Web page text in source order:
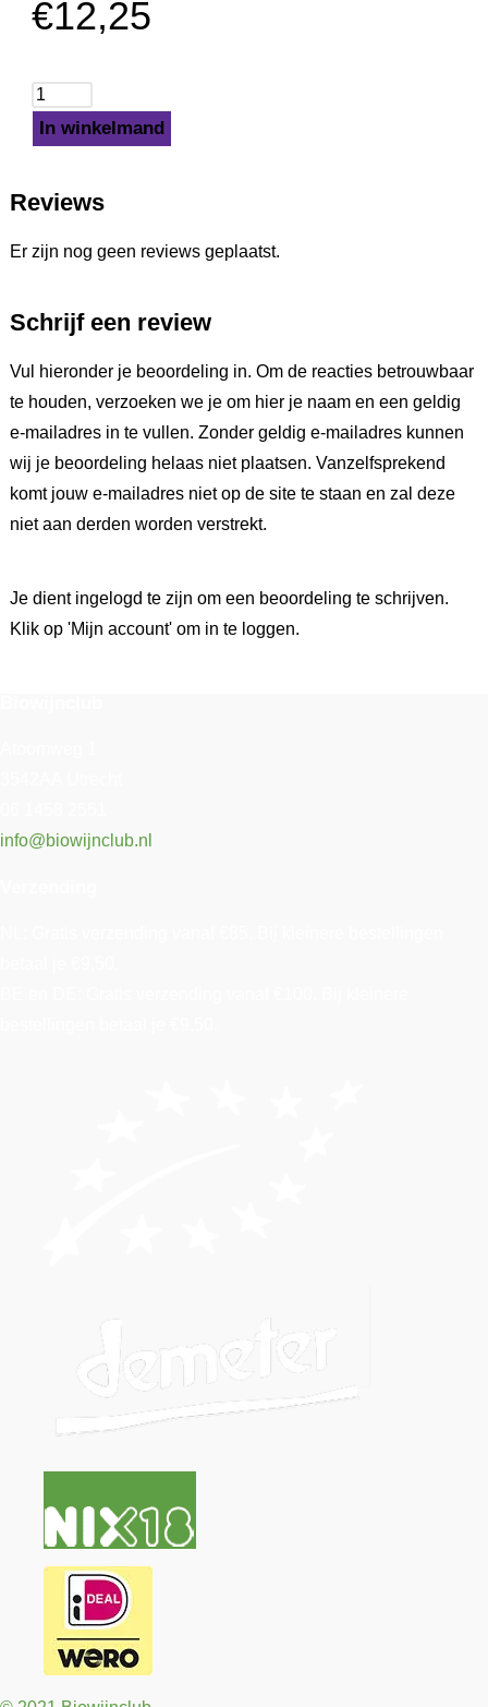
€12,25
In winkelmand
Reviews
Er zijn nog geen reviews geplaatst.
Schrijf een review
Vul hieronder je beoordeling in. Om de reacties betrouwbaar
te houden, verzoeken we je om hier je naam en een geldig
e-mailadres in te vullen. Zonder geldig e-mailadres kunnen
wij je beoordeling helaas niet plaatsen. Vanzelfsprekend
komt jouw e-mailadres niet op de site te staan en zal deze
niet aan derden worden verstrekt.
Je dient ingelogd te zijn om een beoordeling te schrijven.
Klik op 'Mijn account' om in te loggen.
info@biowijnclub.nl